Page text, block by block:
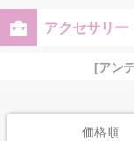
アクセサリー
[アン
価格順